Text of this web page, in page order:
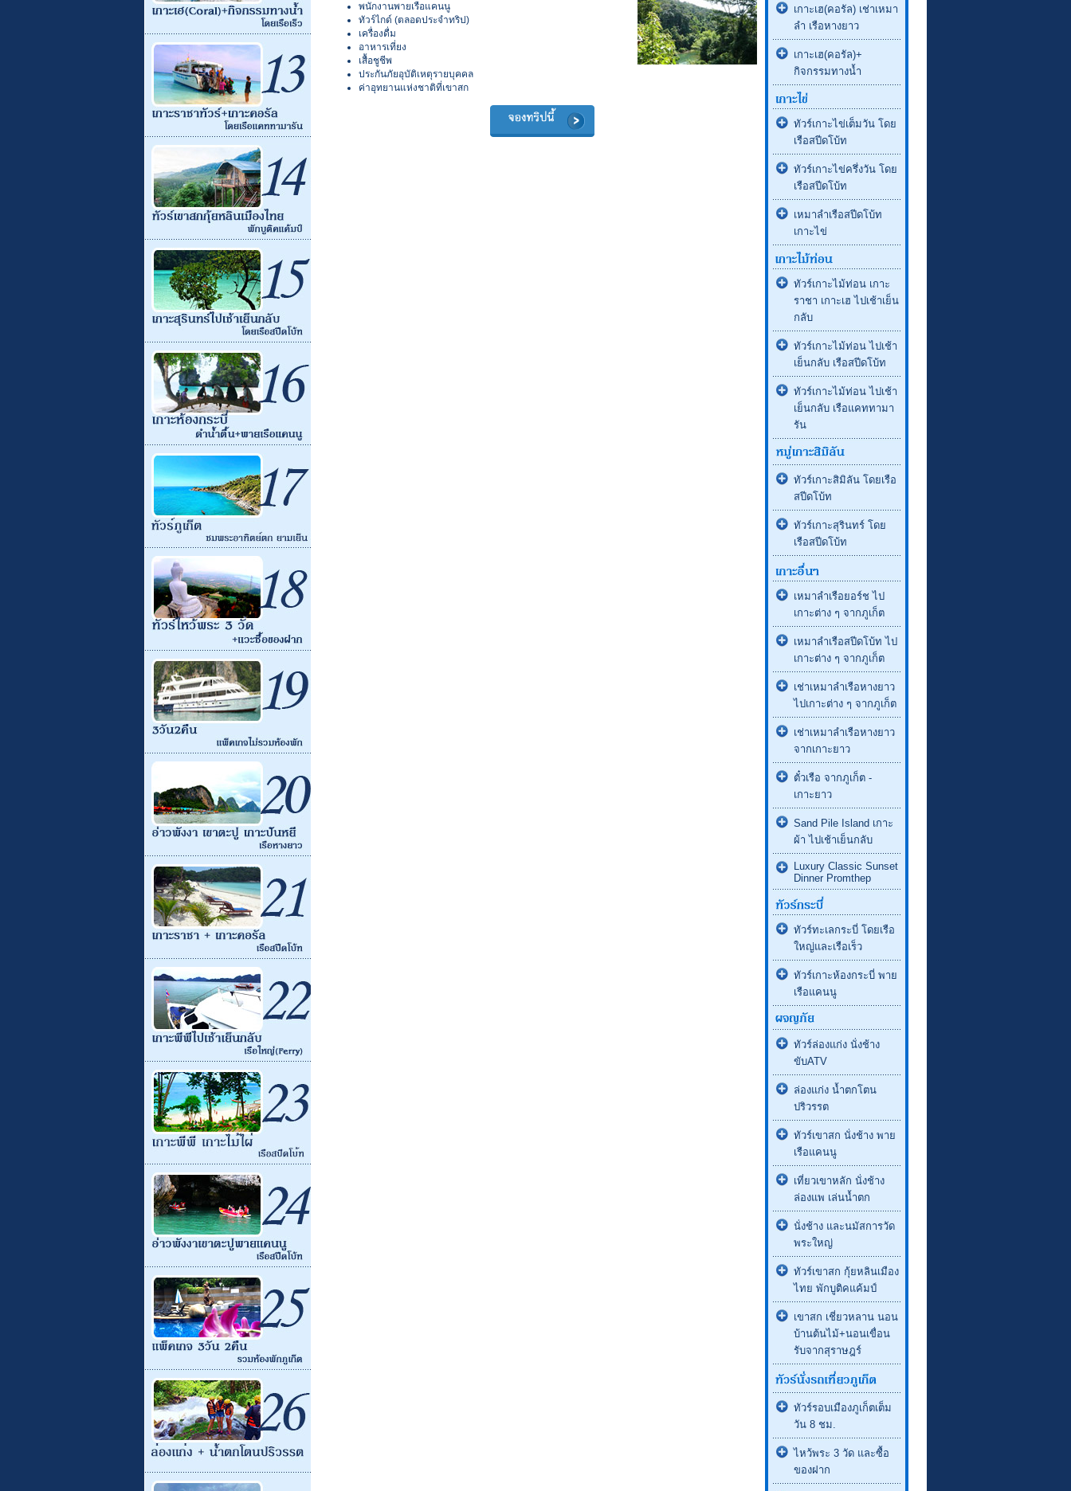
พนักงานพายเรือแคนนู
ทัวร์ไกด์ (ตลอดประจำทริป)
เครื่องดื่ม
อาหารเที่ยง
เสื้อชูชีพ
ประกันภัยอุบัติเหตุรายบุคคล
ค่าอุทยานแห่งชาติที่เขาสก
เกาะเฮ(คอรัล) เช่าเหมา
ลำ เรือหางยาว
เกาะเฮ(คอรัล)+
กิจกรรมทางน้ำ
ทัวร์เกาะไข่เต็มวัน โดย
เรือสปีดโบ้ท
ทัวร์เกาะไข่ครึ่งวัน โดย
เรือสปีดโบ้ท
เหมาลำเรือสปีดโบ้ท
เกาะไข่
ทัวร์เกาะไม้ท่อน เกาะ
ราชา เกาะเฮ ไปเช้าเย็น
กลับ
ทัวร์เกาะไม้ท่อน ไปเช้า
เย็นกลับ เรือสปีดโบ้ท
ทัวร์เกาะไม้ท่อน ไปเช้า
เย็นกลับ เรือแคททามา
รัน
ทัวร์เกาะสิมิลัน โดยเรือ
สปีดโบ้ท
ทัวร์เกาะสุรินทร์ โดย
เรือสปีดโบ้ท
เหมาลำเรือยอร์ช ไป
เกาะต่าง ๆ จากภูเก็ต
เหมาลำเรือสปีดโบ้ท ไป
เกาะต่าง ๆ จากภูเก็ต
เช่าเหมาลำเรือหางยาว
ไปเกาะต่าง ๆ จากภูเก็ต
เช่าเหมาลำเรือหางยาว
จากเกาะยาว
ตั๋วเรือ จากภูเก็ต -
เกาะยาว
Sand Pile Island เกาะ
ผ้า ไปเช้าเย็นกลับ
Luxury Classic Sunset
Dinner Promthep
ทัวร์ทะเลกระบี่ โดยเรือ
ใหญ่และเรือเร็ว
ทัวร์เกาะห้องกระบี่ พาย
เรือแคนนู
ทัวร์ล่องแก่ง นั่งช้าง
ขับATV
ล่องแก่ง น้ำตกโตน
ปริวรรต
ทัวร์เขาสก นั่งช้าง พาย
เรือแคนนู
เที่ยวเขาหลัก นั่งช้าง
ล่องแพ เล่นน้ำตก
นั่งช้าง และนมัสการวัด
พระใหญ่
ทัวร์เขาสก กุ้ยหลินเมือง
ไทย พักบูติคแค้มป์
เขาสก เชี่ยวหลาน นอน
บ้านต้นไม้+นอนเขื่อน
รับจากสุราษฎร์
ทัวร์รอบเมืองภูเก็ตเต็ม
วัน 8 ชม.
ไหว้พระ 3 วัด และซื้อ
ของฝาก